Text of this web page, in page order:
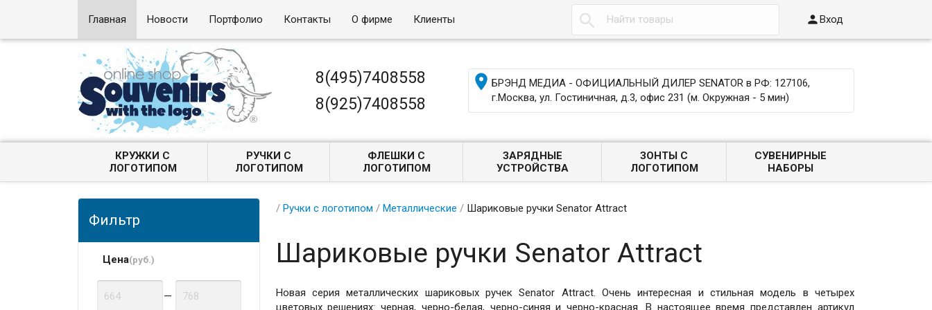
Главная Новости Портфолио Контакты О фирме Клиенты  Вход
8(495)7408558
8(925)7408558
БРЭНД МЕДИА - ОФИЦИАЛЬНЫЙ ДИЛЕР SENATOR в РФ: 127106,
г.Москва, ул. Гостиничная, д.3, офис 231 (м. Окружная - 5 мин)
КРУЖКИ С
ЛОГОТИПОМ
РУЧКИ С
ЛОГОТИПОМ
ФЛЕШКИ С
ЛОГОТИПОМ
ЗАРЯДНЫЕ
УСТРОЙСТВА
ЗОНТЫ С
ЛОГОТИПОМ
СУВЕНИРНЫЕ
НАБОРЫ
Фильтр
Цена(руб.)
—
/ Ручки с логотипом / Металлические /Шариковые ручки Senator Attract
Шариковые ручки Senator Attract
Новая серия металлических шариковых ручек Senator Attract. Очень интересная и стильная модель в четырех
цветовых решениях: черная, черно-белая, черно-синяя и черно-красная. В настоящее время представлен артикул